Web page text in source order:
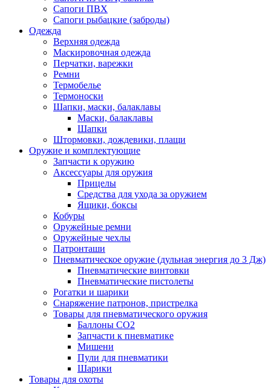
Сапоги ПВХ
Сапоги рыбацкие (заброды)
Одежда
Верхняя одежда
Маскировочная одежда
Перчатки, варежки
Ремни
Термобелье
Термоноски
Шапки, маски, балаклавы
Маски, балаклавы
Шапки
Штормовки, дождевики, плащи
Оружие и комплектующие
Запчасти к оружию
Аксессуары для оружия
Прицелы
Средства для ухода за оружием
Ящики, боксы
Кобуры
Оружейные ремни
Оружейные чехлы
Патронташи
Пневматическое оружие (дульная энергия до 3 Дж)
Пневматические винтовки
Пневматические пистолеты
Рогатки и шарики
Снаряжение патронов, пристрелка
Товары для пневматического оружия
Баллоны СО2
Запчасти к пневматике
Мишени
Пули для пневматики
Шарики
Товары для охоты